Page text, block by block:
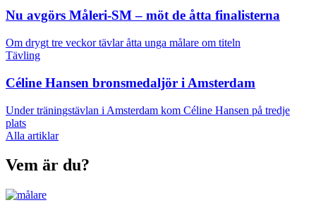
Nu avgörs Måleri-SM – möt de åtta finalisterna
Om drygt tre veckor tävlar åtta unga målare om titeln
Tävling
Céline Hansen bronsmedaljör i Amsterdam
Under träningstävlan i Amsterdam kom Céline Hansen på tredje
plats
Alla artiklar
Vem är du?